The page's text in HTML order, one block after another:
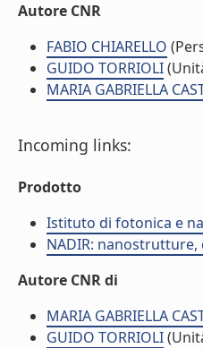
Autore CNR
FABIO CHIARELLO
GUIDO TORRIOLI
MARIA GABRIELLA
Incoming links:
Prodotto
Istituto di fotonica e
NADIR: nanostrutture,
Autore CNR di
MARIA GABRIELLA
GUIDO TORRIOLI